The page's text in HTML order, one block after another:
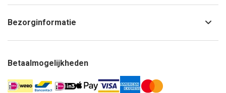
Bezorginformatie
Betaalmogelijkheden